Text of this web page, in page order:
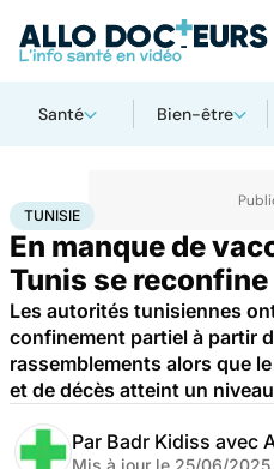
Santé Bien-être
AccueilSanté Maladies
TUNISIE
En manque de
Tunis se reconfine
Les autorités tunisiennes
confinement partiel à partir
rassemblements alors que
et de décès atteint un
Par Badr Kidiss avec
Mis à jour le 25/06/2025